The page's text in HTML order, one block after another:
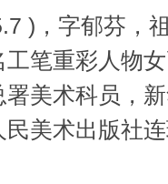
)，字郁芬，
笔重彩人物
美术科员，
美术出版社